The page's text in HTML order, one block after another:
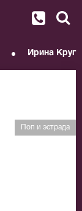
Ирина Круг
Поп и эстрада